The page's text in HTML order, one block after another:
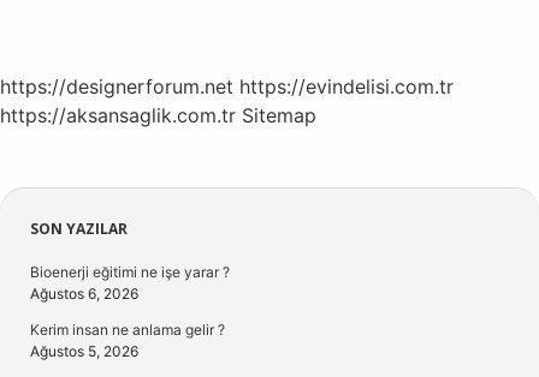
https://designerforum.net https://evindelisi.com.tr
https://aksansaglik.com.tr Sitemap
Sidebar
SON YAZILAR
Bioenerji eğitimi ne işe yarar ?
Ağustos 6, 2026
Kerim insan ne anlama gelir ?
Ağustos 5, 2026